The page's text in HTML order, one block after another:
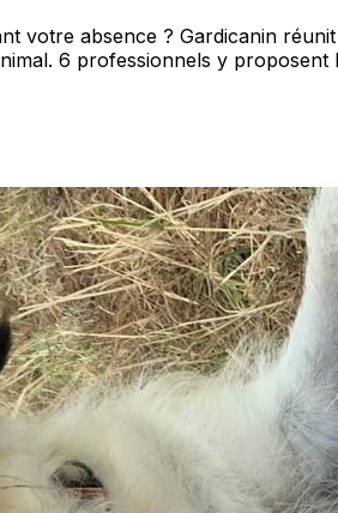
votre absence ? Gardicanin
6 professionnels y proposent